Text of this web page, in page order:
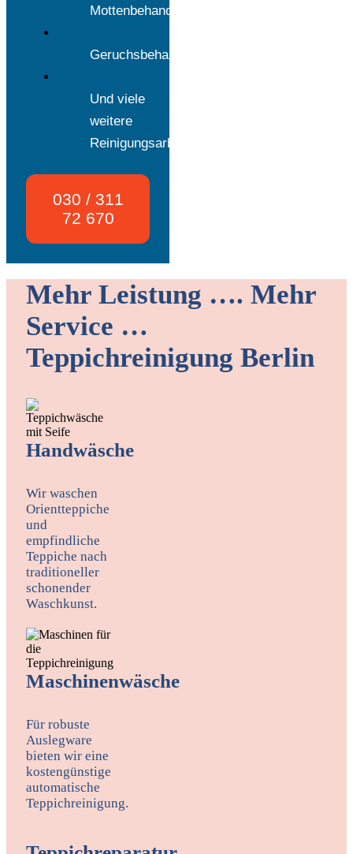
Mottenbehandlung
Geruchsbehandlung
Und viele
weitere
Reinigungsarbeiten
030 / 311
72 670
Mehr Leistung …. Mehr
Service …
Teppichreinigung Berlin
Handwäsche
Wir waschen
Orientteppiche
und
empfindliche
Teppiche nach
traditioneller
schonender
Waschkunst.
Maschinenwäsche
Für robuste
Auslegware
bieten wir eine
kostengünstige
automatische
Teppichreinigung.